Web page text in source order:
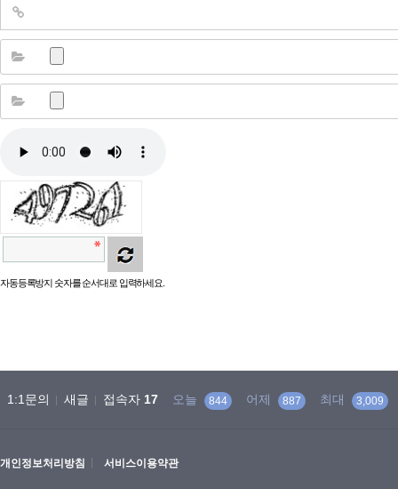
자동등록방지 숫자를 순서대로 입력하세요.
1:1문의 새글 접속자 17 오늘 844 어제 887 최대 3,009
개인정보처리방침 서비스이용약관